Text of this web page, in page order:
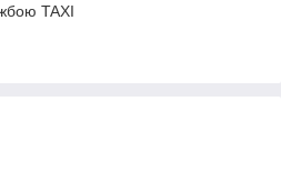
TAXI